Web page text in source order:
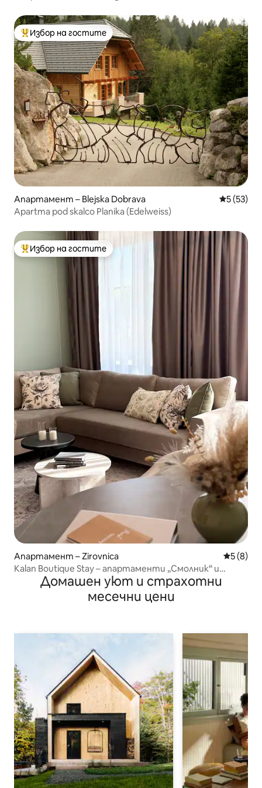
Най-популярен избор на гостите
Избор на гостите
Апартамент – Blejska Dobrava Средна
5 (53)
Apartma pod skalco Planika (Edelweiss)
Най-популярен избор на гостите
Избор на гостите
Апартамент – Zirovnica Средна
5 (8)
Kalan Boutique Stay – апартаменти „Смолник“ и
„Вртача“Домашен уют и страхотни
месечни цени